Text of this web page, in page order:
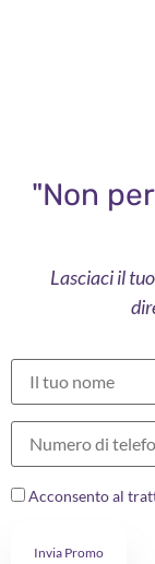
"Non
Lasciaci il
Acconsento al
Invia Promo